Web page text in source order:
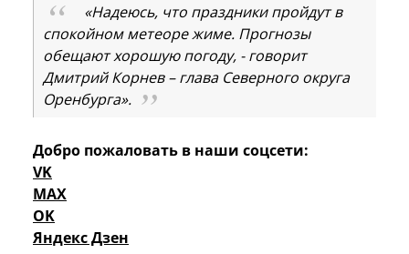
«Надеюсь, что праздники пройдут в
спокойном метеоре жиме. Прогнозы
обещают хорошую погоду, - говорит
Дмитрий Корнев – глава Северного округа
Оренбурга».
Добро пожаловать в наши соцсети:
VK
MAX
OK
Яндекс Дзен